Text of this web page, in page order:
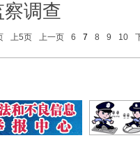
调查
上5页 上一页 6 7 8 9 10